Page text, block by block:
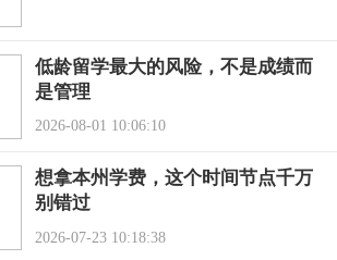
低龄留学最大的风险，不是成绩而
是管理
2026-08-01 10:06:10
想拿本州学费，这个时间节点千万
别错过
2026-07-23 10:18:38